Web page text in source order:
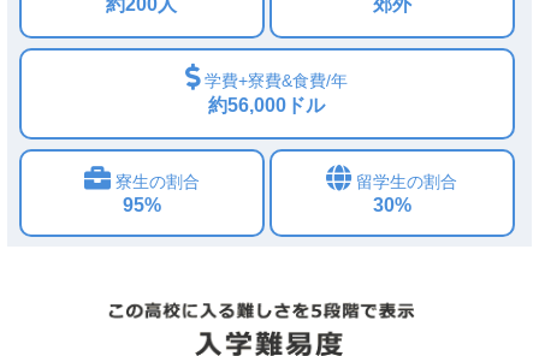
学費+寮費&食費/年
約56,000ドル
寮生の割合
95%
留学生の割合
30%